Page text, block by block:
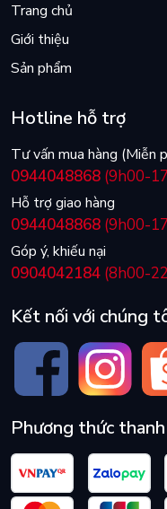
Trang chủ
Giới thiệu
Sản phẩm
Hotline hỗ trợ
Tư vấn mua hàng (Miễn
0944048868 (9h00-
Hỗ trợ giao hàng
0944048868 (9h00-
Góp ý, khiếu nại
0904042184 (8h00-
Kết nối với chúng
Phương thức